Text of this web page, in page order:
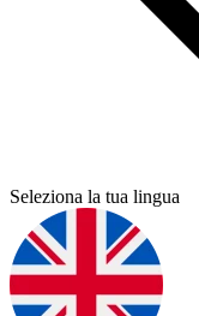
Seleziona la tua lingua